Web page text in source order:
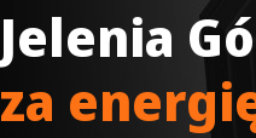
Jelenia
za